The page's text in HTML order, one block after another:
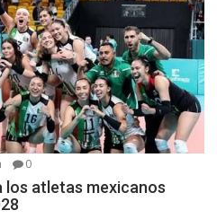
0
los atletas mexicanos